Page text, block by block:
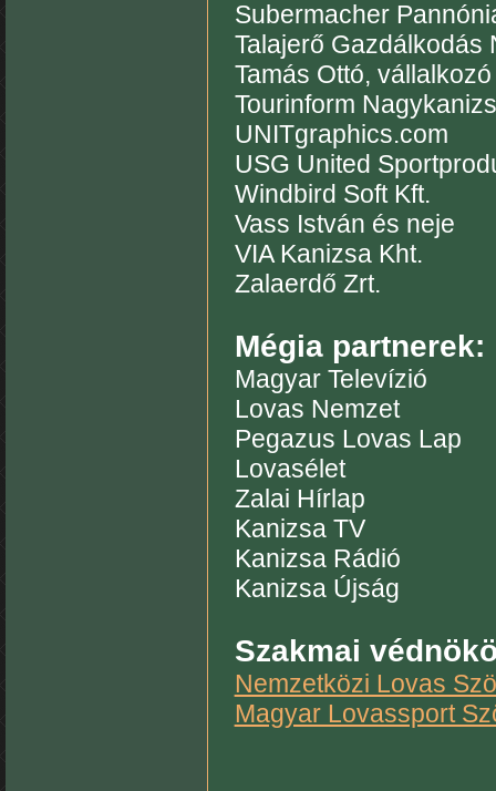
Subermacher
Talajerő Gazdálkodás
Tamás Ottó, vállalkozó
Tourinform
UNITgraphics.com
USG United
Windbird Soft Kft.
Vass István és neje
VIA Kanizsa Kht.
Zalaerdő Zrt.
Mégia partnerek:
Magyar Televízió
Lovas Nemzet
Pegazus Lovas Lap
Lovasélet
Zalai Hírlap
Kanizsa TV
Kanizsa Rádió
Kanizsa Újság
Szakmai
Nemzetközi Lovas
Magyar Lovassport